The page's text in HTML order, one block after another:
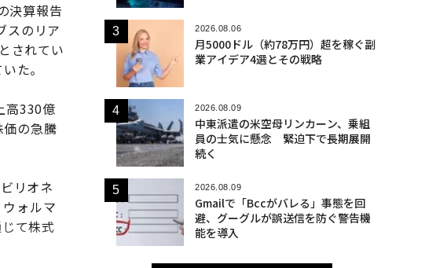
決算報告
スのリア
されてい
た。
高330億
の急騰
リオネ
ォルマ
て株式
2026.08.06
月5000ドル（約78万円）超を稼ぐ副
業アイデア4選とその戦略
2026.08.09
中東派遣の米空母リンカーン、乗組
員の士気に懸念 緊迫下で長期展開
続く
2026.08.09
Gmailで「Bccがバレる」事態を回
避、グーグルが誤送信を防ぐ警告機
能を導入